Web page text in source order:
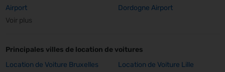
Airport
Dordogne Airport
Voir plus
Principales villes de location de voitures
Location de Voiture Bruxelles
Location de Voiture Lille